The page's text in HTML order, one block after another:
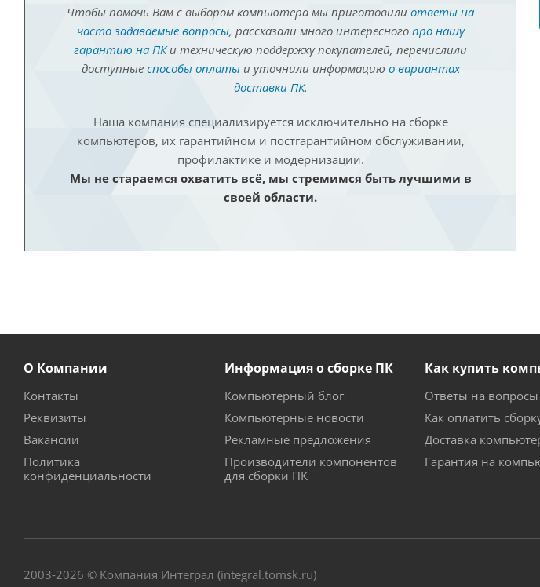
Чтобы помочь Вам с выбором компьютера мы приготовили ответы на
часто задаваемые вопросы, рассказали много интересного про нашу
гарантию на ПКи техническую поддержку покупателей, перечислили
доступные способы оплатыи уточнили информацию о вариантах
доставки ПК.
Наша компания специализируется исключительно на сборке
компьютеров, их гарантийном и постгарантийном обслуживании,
профилактике и модернизации.
Мы не стараемся охватить всё, мы стремимся быть лучшими в
своей области.
О Компании
Контакты
Реквизиты
Вакансии
Политика
конфиденциальности
Информация о сборке ПК
Компьютерный блог
Компьютерные новости
Рекламные предложения
Производители компонентов
для сборки ПК
Как купить
Ответы на вопросы
Как оплатить
Доставка
Гарантия на
2003-2026 © Компания Интеграл (integral.tomsk.ru)